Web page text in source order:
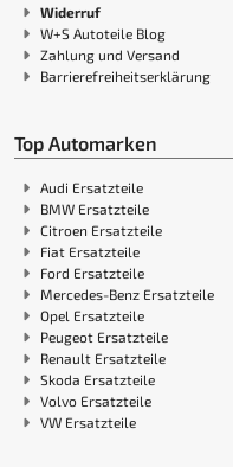
Widerruf
W+S Autoteile Blog
Zahlung und Versand
Barrierefreiheitserklärung
Top Automarken
Audi Ersatzteile
BMW Ersatzteile
Citroen Ersatzteile
Fiat Ersatzteile
Ford Ersatzteile
Mercedes-Benz Ersatzteile
Opel Ersatzteile
Peugeot Ersatzteile
Renault Ersatzteile
Skoda Ersatzteile
Volvo Ersatzteile
VW Ersatzteile